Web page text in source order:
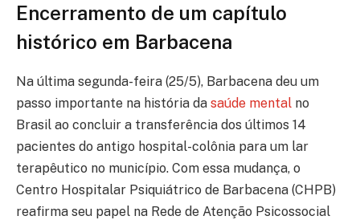
Encerramento de um capítulo
histórico em Barbacena
Na última segunda-feira (25/5), Barbacena deu um
passo importante na história da saúde mental no
Brasil ao concluir a transferência dos últimos 14
pacientes do antigo hospital-colônia para um lar
terapêutico no município. Com essa mudança, o
Centro Hospitalar Psiquiátrico de Barbacena (CHPB)
reafirma seu papel na Rede de Atenção Psicossocial